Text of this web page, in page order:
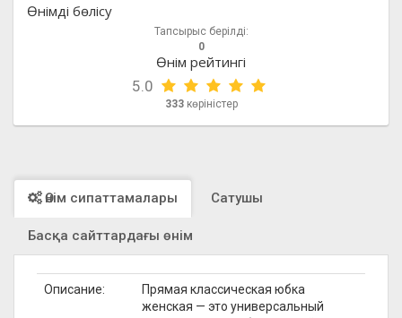
Өнімді бөлісу
Тапсырыс берілді:
0
Өнім рейтингі
5.0
333көріністер
Өнім сипаттамалары Сатушы
Басқа сайттардағы өнім
Описание:
Прямая классическая юбка
женская — это универсальный